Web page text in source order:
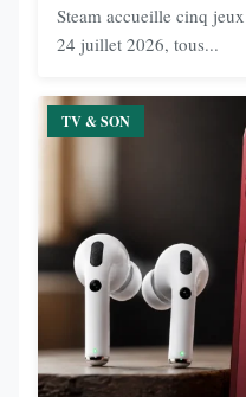
Steam accueille cinq
24 juillet 2026, tous...
TV & SON